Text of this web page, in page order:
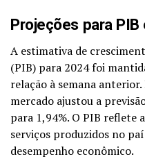
Projeções para PIB
A estimativa de
(PIB) para 2024 foi
relação à semana
mercado ajustou a
para 1,94%. O PIB reflete
serviços produzidos no
desempenho econômico.